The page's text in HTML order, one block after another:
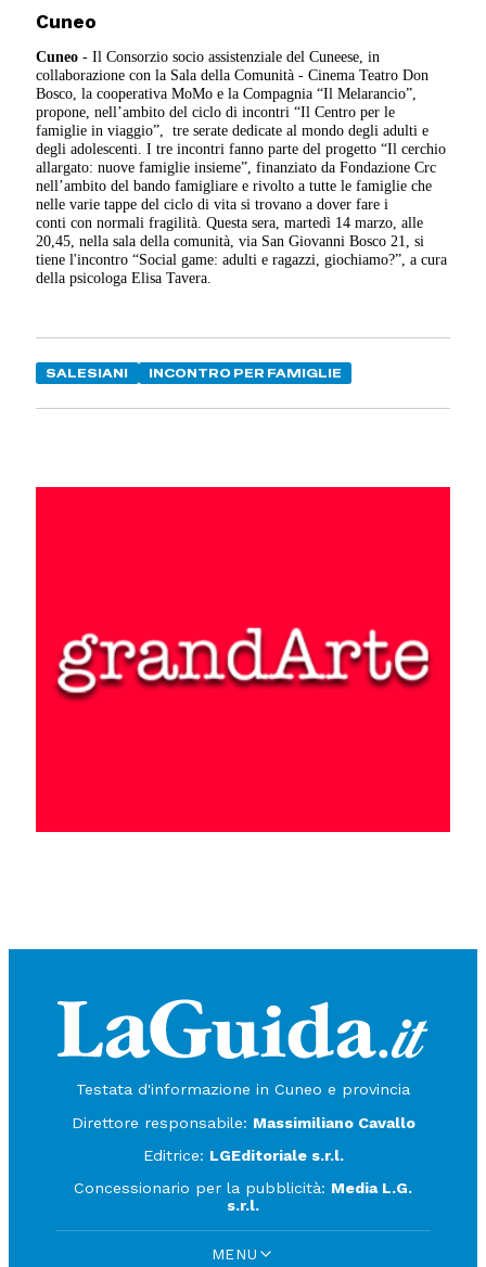
Cuneo
Cuneo - Il Consorzio socio assistenziale del Cuneese, in
collaborazione con la Sala della Comunità - Cinema Teatro Don
Bosco, la cooperativa MoMo e la Compagnia “Il Melarancio”,
propone, nell’ambito del ciclo di incontri “Il Centro per le
famiglie in viaggio”, tre serate dedicate al mondo degli adulti e
degli adolescenti. I tre incontri fanno parte del progetto “Il cerchio
allargato: nuove famiglie insieme”, finanziato da Fondazione Crc
nell’ambito del bando famigliare e rivolto a tutte le famiglie che
nelle varie tappe del ciclo di vita si trovano a dover fare i
conti con normali fragilità. Questa sera, martedì 14 marzo, alle
20,45, nella sala della comunità, via San Giovanni Bosco 21, si
tiene l'incontro “Social game: adulti e ragazzi, giochiamo?”, a cura
della psicologa Elisa Tavera.
SALESIANI INCONTRO PER FAMIGLIE
Testata d'informazione in Cuneo e provincia
Direttore responsabile: Massimiliano Cavallo
Editrice: LGEditoriale s.r.l.
Concessionario per la pubblicità: Media L.G.
s.r.l.
MENU